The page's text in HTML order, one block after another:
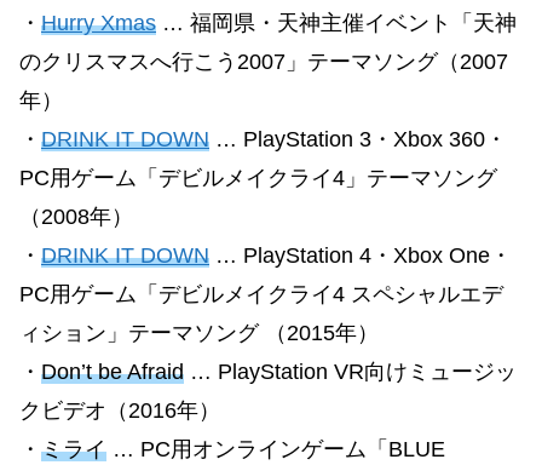
・ Hurry Xmas … 福岡県・天神主催イベント「天神
のクリスマスへ行こう2007」テーマソング（2007
年）
・ DRINK IT DOWN … PlayStation 3・Xbox 360・
PC用ゲーム「デビルメイクライ4」テーマソング
（2008年）
・ DRINK IT DOWN … PlayStation 4・Xbox One・
PC用ゲーム「デビルメイクライ4 スペシャルエデ
ィション」テーマソング （2015年）
・ Don’t be Afraid … PlayStation VR向けミュージッ
クビデオ（2016年）
・ ミライ … PC用オンラインゲーム「BLUE